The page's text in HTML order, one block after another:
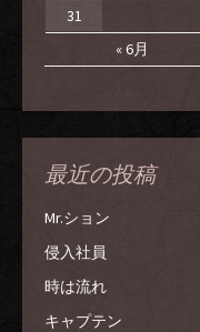
« 6月
31
最近の投稿
Mr.ション
侵入社員
時は流れ
キャプテン